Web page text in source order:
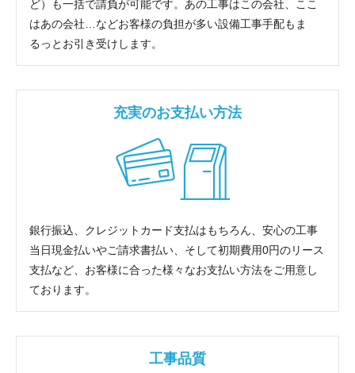
ど）も一括で請負が可能です。あの工事はこの会社、ここ
はあの会社…などお客様の負担が多い設備工事手配もま
るっとお引き受けします。
充実のお支払い方法
銀行振込、クレジットカード支払はもちろん、安心の工事
当日現金払いやご請求書払い、そして初期費用0円のリース
支払など、お客様に合った様々なお支払い方法をご用意し
ております。
工事品質